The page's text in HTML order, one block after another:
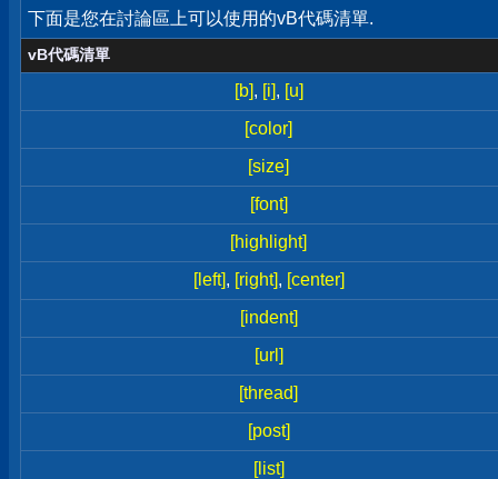
下面是您在討論區上可以使用的vB代碼清單.
vB代碼清單
[b], [i], [u]
[color]
[size]
[font]
[highlight]
[left], [right], [center]
[indent]
[url]
[thread]
[post]
[list]